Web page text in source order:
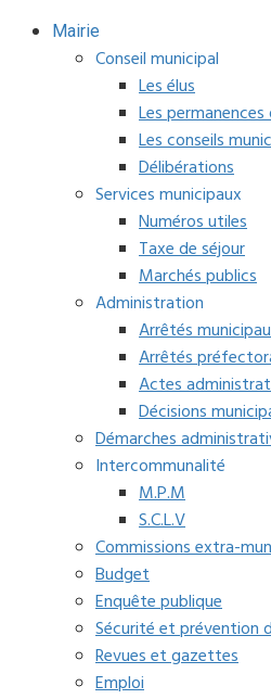
Mairie
Conseil municipal
Les élus
Les
Les conseils
Délibérations
Services municipaux
Numéros utiles
Taxe de séjour
Marchés publics
Administration
Arrêtés
Arrêtés
Actes
Décisions
Démarches
Intercommunalité
M.P.M
S.C.L.V
Commissions extra-
Budget
Enquête publique
Sécurité et prévention
Revues et gazettes
Emploi